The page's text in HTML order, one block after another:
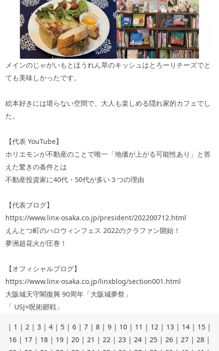
メインのじゃがいもとほうれん草のキッシュはとろーりチーズでと
ても美味しかったです。
絵本好きには堪らない空間で、大人も楽しめる隠れ家的カフェでし
た。
【代表 YouTube】
ホリエモンが不動産のことで唯一「地価が上がる可能性あり」と答
えた驚きの条件とは
不動産投資家に40代・50代が多い３つの理由
【代表ブログ】
https://www.linx-osaka.co.jp/president/202200712.html
えんとつ町のハロウィンフェス 2022のクラファン開始！
夢洲超花火が圧巻！
【オフィシャルブログ】
https://www.linx-osaka.co.jp/linxblog/section001.html
大阪城天守閣復興 90周年「大阪城夢祭」
「 USJ×呪術廻戦」
| 1 | 2 | 3 | 4 | 5 | 6 | 7 | 8 | 9 | 10 | 11 | 12 | 13 | 14 | 15 |
16 | 17 | 18 | 19 | 20 | 21 | 22 | 23 | 24 | 25 | 26 | 27 | 28 |